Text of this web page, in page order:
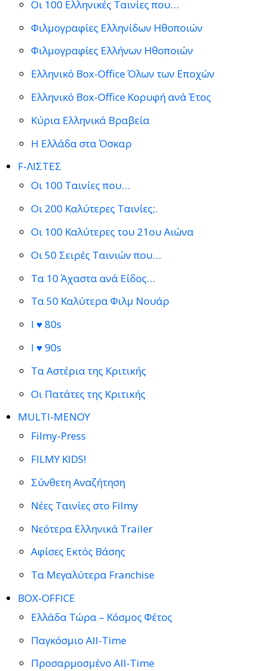
Οι 100 Ελληνικές Ταινίες που…
Φιλμογραφίες Ελληνίδων Ηθοποιών
Φιλμογραφίες Ελλήνων Ηθοποιών
Ελληνικό Box-Office Όλων των Εποχών
Ελληνικό Box-Office Κορυφή ανά Έτος
Κύρια Ελληνικά Βραβεία
Η Ελλάδα στα Όσκαρ
F-ΛΙΣΤΕΣ
Οι 100 Ταινίες που…
Οι 200 Καλύτερες Ταινίες;.
Οι 100 Καλύτερες του 21ου Αιώνα
Οι 50 Σειρές Ταινιών που…
Τα 10 Άχαστα ανά Είδος…
Τα 50 Καλύτερα Φιλμ Νουάρ
I ♥ 80s
I ♥ 90s
Τα Αστέρια της Κριτικής
Οι Πατάτες της Κριτικής
MULTI-ΜΕΝΟΥ
Filmy-Press
FILMY KIDS!
Σύνθετη Αναζήτηση
Νέες Ταινίες στο Filmy
Νεότερα Ελληνικά Trailer
Αφίσες Εκτός Βάσης
Τα Μεγαλύτερα Franchise
BOX-OFFICE
Ελλάδα Τώρα – Κόσμος Φέτος
Παγκόσμιο All-Time
Προσαρμοσμένο All-Time